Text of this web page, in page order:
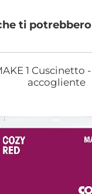
ti
1 Cuscinetto
accogliente